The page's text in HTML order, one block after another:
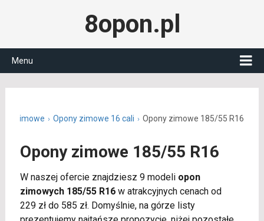
8opon.pl
Menu
zimowe Opony zimowe 16 cali Opony zimowe 185/55 R16
Opony zimowe 185/55 R16
W naszej ofercie znajdziesz 9 modeli opon
zimowych 185/55 R16w atrakcyjnych cenach od
229 zł do 585 zł. Domyślnie, na górze listy